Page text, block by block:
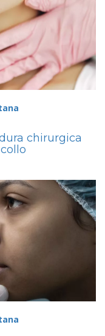
chirurgica